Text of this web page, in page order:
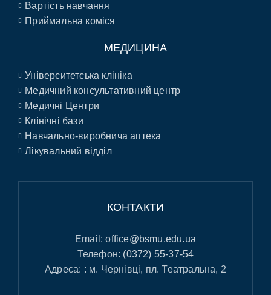
Вартість навчання
Приймальна коміся
МЕДИЦИНА
Університетська клініка
Медичний консультативний центр
Медичні Центри
Клінічні бази
Навчально-виробнича аптека
Лікувальний відділ
КОНТАКТИ
Email:office@bsmu.edu.ua
Телефон: (0372) 55-37-54
Адреса: : м. Чернівці, пл. Театральна, 2